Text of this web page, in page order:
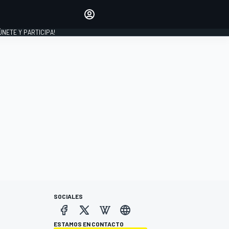
Y PARTICIPA!
SOCIALES
ESTAMOS EN CONTACTO